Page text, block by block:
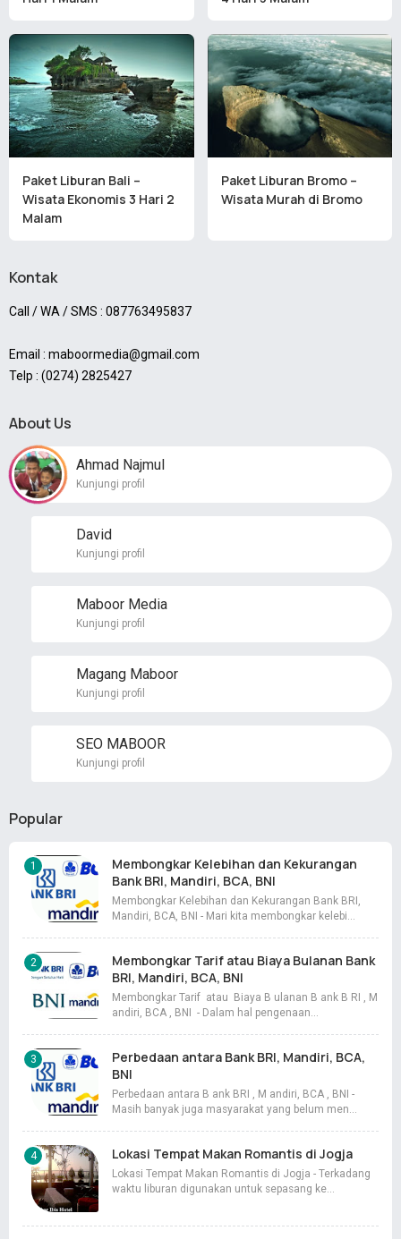
Paket Liburan Bali –
Wisata Ekonomis 3 Hari 2
Malam
Paket Liburan Bromo –
Wisata Murah di Bromo
Kontak
Call / WA / SMS : 087763495837
Email : maboormedia@gmail.com
Telp : (0274) 2825427
About Us
Ahmad Najmul
Kunjungi profil
David
Kunjungi profil
Maboor Media
Kunjungi profil
Magang Maboor
Kunjungi profil
SEO MABOOR
Kunjungi profil
Popular
Membongkar Kelebihan dan Kekurangan
Bank BRI, Mandiri, BCA, BNI
Membongkar Kelebihan dan Kekurangan Bank BRI,
Mandiri, BCA, BNI - Mari kita membongkar kelebi…
Membongkar Tarif atau Biaya Bulanan Bank
BRI, Mandiri, BCA, BNI
Membongkar Tarif atau Biaya B ulanan B ank B RI , M
andiri, BCA , BNI - Dalam hal pengenaan…
Perbedaan antara Bank BRI, Mandiri, BCA,
BNI
Perbedaan antara B ank BRI , M andiri, BCA , BNI -
Masih banyak juga masyarakat yang belum men…
Lokasi Tempat Makan Romantis di Jogja
Lokasi Tempat Makan Romantis di Jogja - Terkadang
waktu liburan digunakan untuk sepasang ke…